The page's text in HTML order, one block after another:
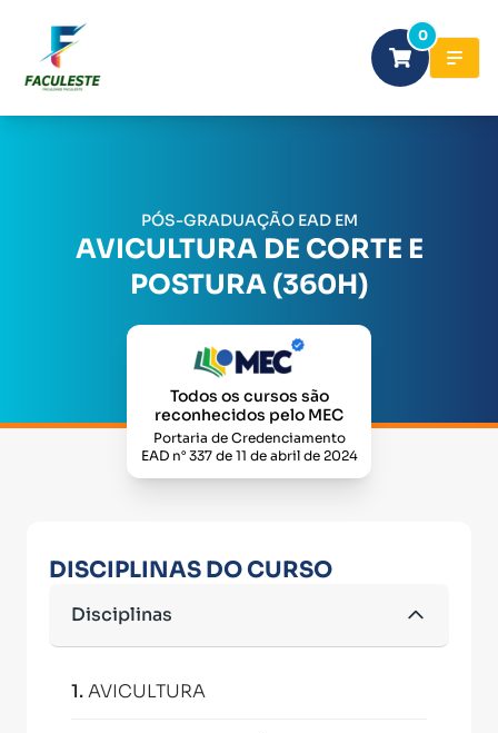
0
PÓS-GRADUAÇÃO EAD EM
AVICULTURA DE CORTE E
POSTURA (360H)
Todos os cursos são
reconhecidos pelo MEC
Portaria de Credenciamento
EAD n° 337 de 11 de abril de 2024
DISCIPLINAS DO CURSO
Disciplinas
1.AVICULTURA